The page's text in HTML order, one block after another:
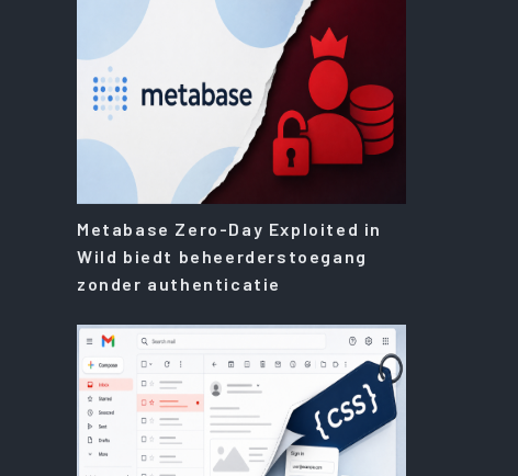
Metabase Zero-Day Exploited in
Wild biedt beheerderstoegang
zonder authenticatie